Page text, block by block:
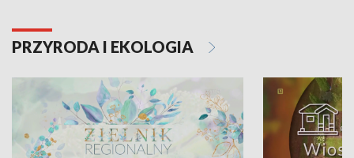
PRZYRODA I EKOLOGIA